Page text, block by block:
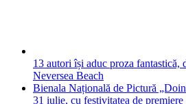
13 autori își aduc proza fantastică,
Neversea Beach
Bienala Națională de Pictură
31 iulie, cu festivitatea de premiere